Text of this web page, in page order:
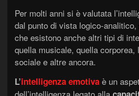
Per molti anni si è valutata
dal punto di vista logico-
che esistono anche altri tipi di
quella musicale, quella corporea,
sociale e altre ancora.
L’intelligenza emotiva è un